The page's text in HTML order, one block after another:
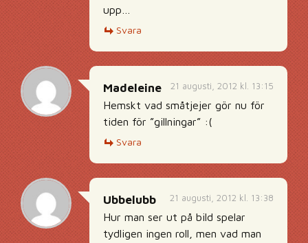
upp…
Svara
21 augusti, 2012 kl. 13:15
Madeleine
Hemskt vad småtjejer gör nu för
tiden för ”gillningar” :(
Svara
21 augusti, 2012 kl. 13:38
Ubbelubb
Hur man ser ut på bild spelar
tydligen ingen roll, men vad man